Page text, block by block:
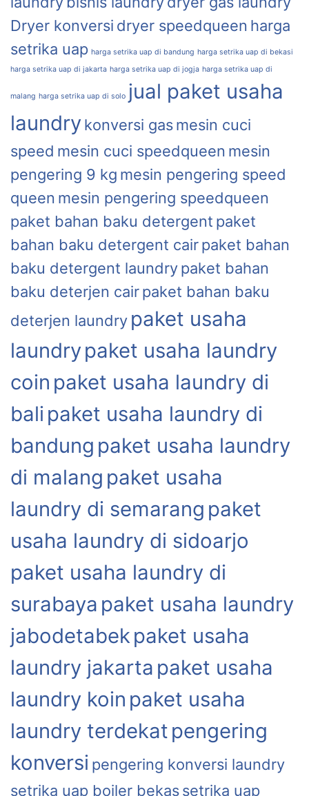
Dryer konversi dryer speedqueen harga
setrika uap harga setrika uap di bandung harga setrika uap di bekasi
harga setrika uap di jakarta harga setrika uap di jogja harga setrika uap di
malang harga setrika uap di solo jual paket usaha
laundrykonversi gasmesin cuci
speed mesin cuci speedqueen mesin
pengering 9 kg mesin pengering speed
queen mesin pengering speedqueen
paket bahan baku detergent paket
bahan baku detergent cairpaket bahan
baku detergent laundrypaket bahan
baku deterjen cairpaket bahan baku
deterjen laundry paket usaha
laundrypaket usaha laundry
coin paket usaha laundry di
bali paket usaha laundry di
bandung paket usaha laundry
di malang paket usaha
laundry di semarang paket
usaha laundry di sidoarjo
paket usaha laundry di
surabaya paket usaha laundry
jabodetabek paket usaha
laundry jakarta paket usaha
laundry koin paket usaha
laundry terdekat pengering
konversi pengering konversi laundry
setrika uap boiler bekassetrika uap